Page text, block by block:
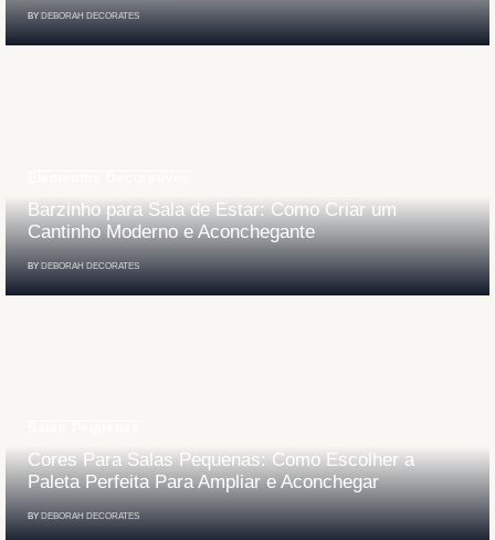
BY DEBORAH DECORATES
Barzinho para Sala de Estar: Como Criar um
Cantinho Moderno e Aconchegante
BY DEBORAH DECORATES
Cores Para Salas Pequenas: Como Escolher a
Paleta Perfeita Para Ampliar e Aconchegar
BY DEBORAH DECORATES